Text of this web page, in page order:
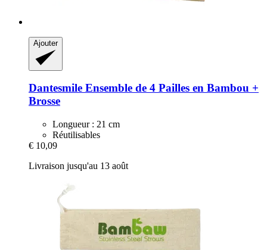
Ajouter
Dantesmile Ensemble de 4 Pailles en Bambou +
Brosse
Longueur : 21 cm
Réutilisables
€ 10,09
Livraison jusqu'au 13 août